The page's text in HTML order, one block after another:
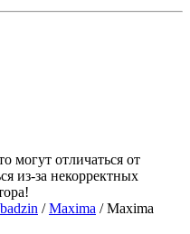
могут отличаться от
из-за некорректных
/Maxima / Maxima